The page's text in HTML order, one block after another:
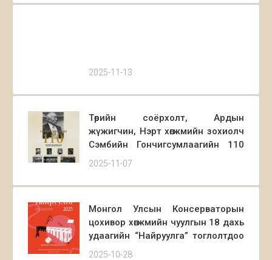
байгууллаа.
байна!
2025-11-13
Төрийн соёрхолт, Ардын
жүжигчин, Нэрт хөгжмийн зохиолч
Сэмбийн Гончигсумлаагийн 110
жилийн ойд зориулсан
бүхнийг урьж байна.
2025-11-07
Монгол Улсын Консерваторын
цохивор хөгжмийн чуулгын 18 дахь
удаагийн “Найруулга” тоглолтдоо
урьж байна.
2025-10-28